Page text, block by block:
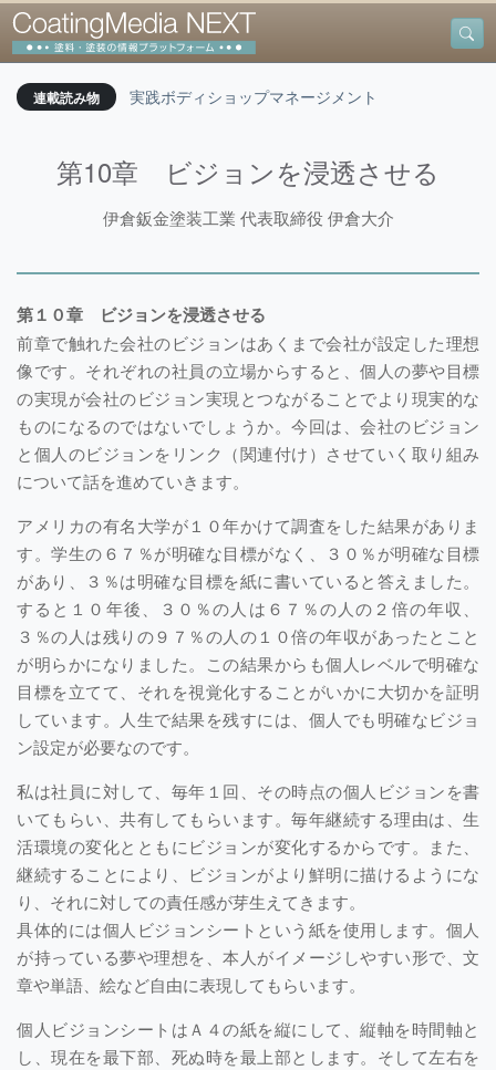
連載読み物 実践ボディショップマネージメント
第10章 ビジョンを浸透させる
伊倉鈑金塗装工業 代表取締役 伊倉大介
第１０章 ビジョンを浸透させる
前章で触れた会社のビジョンはあくまで会社が設定した理想
像です。それぞれの社員の立場からすると、個人の夢や目標
の実現が会社のビジョン実現とつながることでより現実的な
ものになるのではないでしょうか。今回は、会社のビジョン
と個人のビジョンをリンク（関連付け）させていく取り組み
について話を進めていきます。
アメリカの有名大学が１０年かけて調査をした結果がありま
す。学生の６７％が明確な目標がなく、３０％が明確な目標
があり、３％は明確な目標を紙に書いていると答えました。
すると１０年後、３０％の人は６７％の人の２倍の年収、
３％の人は残りの９７％の人の１０倍の年収があったとこと
が明らかになりました。この結果からも個人レベルで明確な
目標を立てて、それを視覚化することがいかに大切かを証明
しています。人生で結果を残すには、個人でも明確なビジョ
ン設定が必要なのです。
私は社員に対して、毎年１回、その時点の個人ビジョンを書
いてもらい、共有してもらいます。毎年継続する理由は、生
活環境の変化とともにビジョンが変化するからです。また、
継続することにより、ビジョンがより鮮明に描けるようにな
り、それに対しての責任感が芽生えてきます。
具体的には個人ビジョンシートという紙を使用します。個人
が持っている夢や理想を、本人がイメージしやすい形で、文
章や単語、絵など自由に表現してもらいます。
個人ビジョンシートはＡ４の紙を縦にして、縦軸を時間軸と
し、現在を最下部、死ぬ時を最上部とします。そして左右を